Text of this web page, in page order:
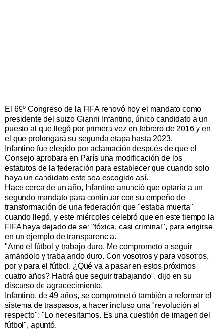
El 69º Congreso de la FIFA renovó hoy el mandato como
presidente del suizo Gianni Infantino, único candidato a un
puesto al que llegó por primera vez en febrero de 2016 y en
el que prolongará su segunda etapa hasta 2023.
Infantino fue elegido por aclamación después de que el
Consejo aprobara en París una modificación de los
estatutos de la federación para establecer que cuando solo
haya un candidato este sea escogido así.
Hace cerca de un año, Infantino anunció que optaría a un
segundo mandato para continuar con su empeño de
transformación de una federación que "estaba muerta"
cuando llegó, y este miércoles celebró que en este tiempo la
FIFA haya dejado de ser "tóxica, casi criminal", para erigirse
en un ejemplo de transparencia.
"Amo el fútbol y trabajo duro. Me comprometo a seguir
amándolo y trabajando duro. Con vosotros y para vosotros,
por y para el fútbol. ¿Qué va a pasar en estos próximos
cuatro años? Habrá que seguir trabajando", dijo en su
discurso de agradecimiento.
Infantino, de 49 años, se comprometió también a reformar el
sistema de traspasos, a hacer incluso una "revolución al
respecto": "Lo necesitamos. Es una cuestión de imagen del
fútbol", apuntó.